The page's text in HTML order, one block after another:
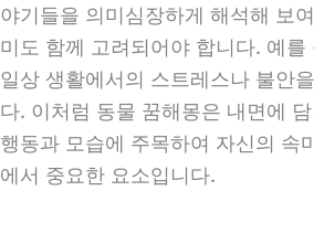
야기들을 의미심장하게 해석해 보
미도 함께 고려되어야 합니다. 예
일상 생활에서의 스트레스나 불안
다. 이처럼 동물 꿈해몽은 내면에
행동과 모습에 주목하여 자신의 속
에서 중요한 요소입니다.